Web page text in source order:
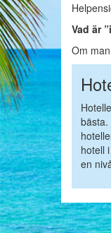
Vad är
Om
bästa.
hotell
en